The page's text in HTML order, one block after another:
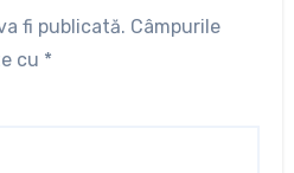
fi publicată. Câmpurile
cu *